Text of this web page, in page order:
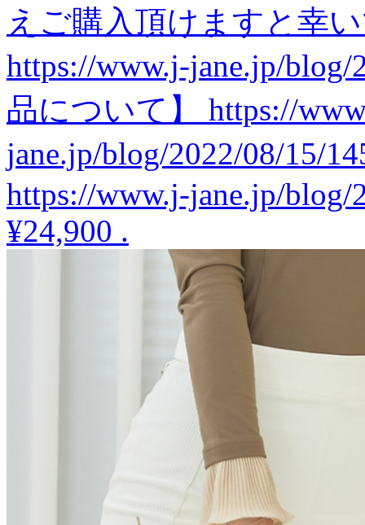
えご購入頂けますと幸
https://www.j-jane.jp/
品について】 https://
jane.jp/blog/2022/08/15/
https://www.j-jane.jp/blog/
¥24,900 .